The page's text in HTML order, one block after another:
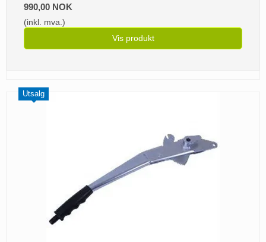
990,00 NOK
(inkl. mva.)
Vis produkt
Utsalg